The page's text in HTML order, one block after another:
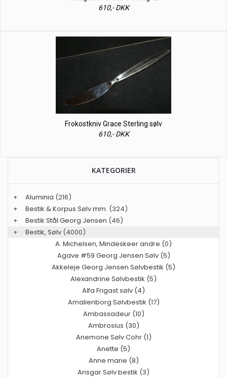
610,- DKK
Frokostkniv Grace Sterling sølv
610,- DKK
KATEGORIER
+ Aluminia (216)
+
Bestik & Korpus Sølv mm. (324)
+
Bestik Stål Georg Jensen (46)
+
Bestik, Sølv (4000)
A. Michelsen, Mindeskeer andre (0)
Agave #59 Georg Jensen Sølv (5)
Akkeleje Georg Jensen Sølvbestik (5)
Alexandrine Sølvbestik (5)
Alfa Frigast sølv (4)
Amalienborg Sølvbestik (17)
Ambassadeur (10)
Ambrosius (30)
Anemone Sølv Cohr (1)
Anette (5)
Anne marie (8)
Ansgar Sølv bestik (3)